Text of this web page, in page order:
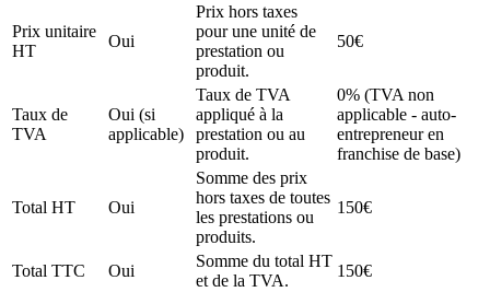
Prix unitaire
HT
Oui
Prix hors taxes
pour une unité de
prestation ou
produit.
50€
Taux de
TVA
Oui (si
applicable)
Taux de TVA
appliqué à la
prestation ou au
produit.
0% (TVA non
applicable - auto-
entrepreneur en
franchise de base)
Total HT Oui
Somme des prix
hors taxes de toutes
les prestations ou
produits.
150€
Total TTC Oui
Somme du total HT
et de la TVA.
150€